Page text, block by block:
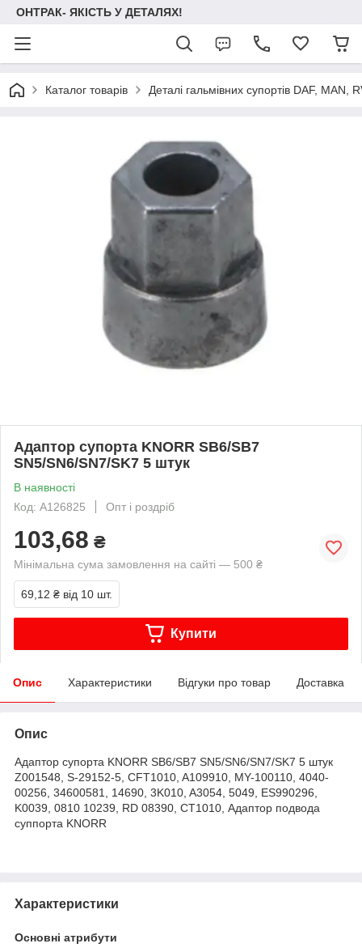
ОНТРАК- ЯКІСТЬ У ДЕТАЛЯХ!
Каталог товарів Деталі гальмівних супортів DAF,
Адаптор супорта KNORR SB6/SB7
SN5/SN6/SN7/SK7 5 штук
В наявності
Код: A126825
Опт і роздріб
103,68 ₴
Мінімальна сума замовлення на сайті — 500 ₴
69,12 ₴ від 10 шт.
Купити
Опис Характеристики Відгуки про товар Доставка
Опис
Адаптор супорта KNORR SB6/SB7 SN5/SN6/SN7/SK7 5 штук
Z001548, S-29152-5, CFT1010, A109910, MY-100110, 4040-
00256, 34600581, 14690, 3K010, A3054, 5049, ES990296,
K0039, 0810 10239, RD 08390, CT1010, Адаптор подвода
суппорта KNORR
Характеристики
Основні атрибути